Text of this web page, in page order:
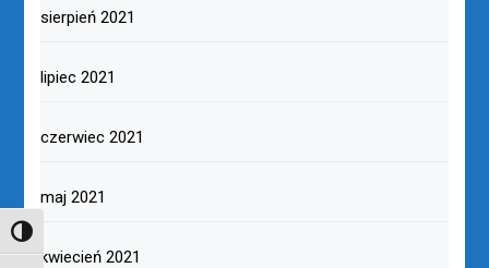
TOGGLE HIGH CONTRAST
sierpień 2021
lipiec 2021
czerwiec 2021
maj 2021
kwiecień 2021